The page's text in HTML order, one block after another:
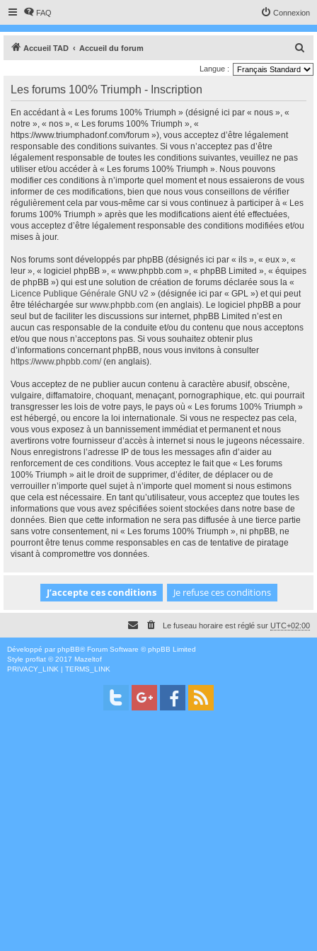
FAQ Connexion
Accueil TAD Accueil du forum
e
Langue :
Les forums 100% Triumph - Inscription
En accédant à « Les forums 100% Triumph » (désigné ici par « nous », «
notre », « nos », « Les forums 100% Triumph », «
https://www.triumphadonf.com/forum »), vous acceptez d’être légalement
responsable des conditions suivantes. Si vous n’acceptez pas d’être
légalement responsable de toutes les conditions suivantes, veuillez ne pas
utiliser et/ou accéder à « Les forums 100% Triumph ». Nous pouvons
modifier ces conditions à n’importe quel moment et nous essaierons de vous
informer de ces modifications, bien que nous vous conseillons de vérifier
régulièrement cela par vous-même car si vous continuez à participer à « Les
forums 100% Triumph » après que les modifications aient été effectuées,
vous acceptez d’être légalement responsable des conditions modifiées et/ou
mises à jour.
Nos forums sont développés par phpBB (désignés ici par « ils », « eux », «
leur », « logiciel phpBB », « www.phpbb.com », « phpBB Limited », « équipes
de phpBB ») qui est une solution de création de forums déclarée sous la «
Licence Publique Générale GNU v2 » (désignée ici par « GPL ») et qui peut
être téléchargée sur www.phpbb.com (en anglais). Le logiciel phpBB a pour
seul but de faciliter les discussions sur internet, phpBB Limited n’est en
aucun cas responsable de la conduite et/ou du contenu que nous acceptons
et/ou que nous n’acceptons pas. Si vous souhaitez obtenir plus
d’informations concernant phpBB, nous vous invitons à consulter
https://www.phpbb.com/(en anglais).
Vous acceptez de ne publier aucun contenu à caractère abusif, obscène,
vulgaire, diffamatoire, choquant, menaçant, pornographique, etc. qui pourrait
transgresser les lois de votre pays, le pays où « Les forums 100% Triumph »
est hébergé, ou encore la loi internationale. Si vous ne respectez pas cela,
vous vous exposez à un bannissement immédiat et permanent et nous
avertirons votre fournisseur d’accès à internet si nous le jugeons nécessaire.
Nous enregistrons l’adresse IP de tous les messages afin d’aider au
renforcement de ces conditions. Vous acceptez le fait que « Les forums
100% Triumph » ait le droit de supprimer, d’éditer, de déplacer ou de
verrouiller n’importe quel sujet à n’importe quel moment si nous estimons
que cela est nécessaire. En tant qu’utilisateur, vous acceptez que toutes les
informations que vous avez spécifiées soient stockées dans notre base de
données. Bien que cette information ne sera pas diffusée à une tierce partie
sans votre consentement, ni « Les forums 100% Triumph », ni phpBB, ne
pourront être tenus comme responsables en cas de tentative de piratage
visant à compromettre vos données.
Le fuseau horaire est réglé sur UTC+02:00
Développé par phpBB® Forum Software © phpBB Limited
Style proflat © 2017 Mazeltof
PRIVACY_LINK | TERMS_LINK